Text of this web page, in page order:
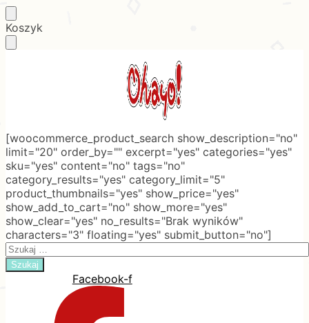
Skip
to
Skip
to
Koszyk
[woocommerce_product_search show_description="no"
limit="20" order_by="" excerpt="yes" categories="yes"
sku="yes" content="no" tags="no"
category_results="yes" category_limit="5"
product_thumbnails="yes" show_price="yes"
show_add_to_cart="no" show_more="yes"
show_clear="yes" no_results="Brak wyników"
characters="3" floating="yes" submit_button="no"]
Search
for:
Facebook-f